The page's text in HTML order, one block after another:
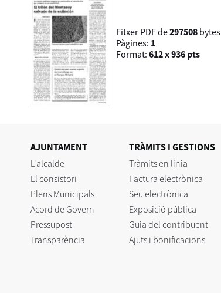
Fitxer PDF de297508 bytes
Pàgines: 1
Format: 612 x 936 pts
AJUNTAMENT
L'alcalde
El consistori
Plens Municipals
Acord de Govern
Pressupost
Transparència
TRÀMITS I GESTIONS
Tràmits en línia
Factura electrònica
Seu electrònica
Exposició pública
Guia del contribuent
Ajuts i bonificacions